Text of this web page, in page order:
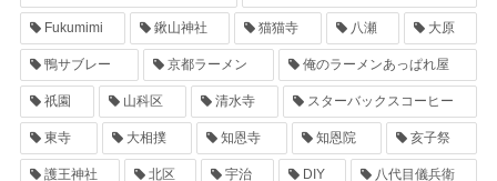
Fukumimi 鍬山神社 猫猫寺 八瀬 大原
鴨サブレー 京都ラーメン 俺のラーメンあっぱれ屋
祇園 山科区 清水寺 スターバックスコーヒー
東寺 大相撲 知恩寺 知恩院 亥子祭
護王神社 北区 宇治 DIY 八代目儀兵衛